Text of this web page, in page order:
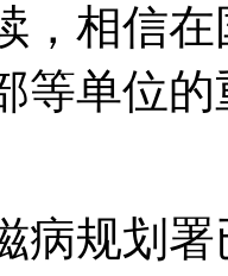
，相信
等单位
病规划